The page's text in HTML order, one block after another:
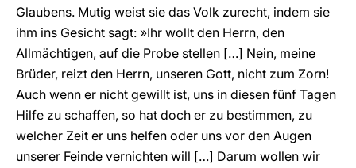
Glaubens. Mutig weist sie das Volk zurecht, indem sie
ihm ins Gesicht sagt: »Ihr wollt den Herrn, den
Allmächtigen, auf die Probe stellen […] Nein, meine
Brüder, reizt den Herrn, unseren Gott, nicht zum Zorn!
Auch wenn er nicht gewillt ist, uns in diesen fünf Tagen
Hilfe zu schaffen, so hat doch er zu bestimmen, zu
welcher Zeit er uns helfen oder uns vor den Augen
unserer Feinde vernichten will […] Darum wollen wir